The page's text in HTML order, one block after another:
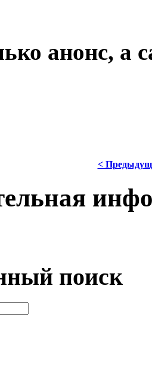
анонс, а
<
поиск